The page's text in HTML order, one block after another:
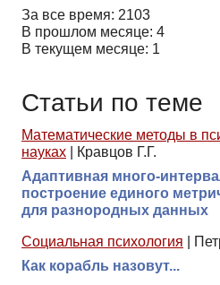
За все время: 2103
В прошлом месяце: 4
В текущем месяце: 1
Статьи по теме
Математические методы в
науках
Кравцов Г.Г.
Адаптивная много-
построение единого
для разнородных данных
Социальная психология
Как корабль назовут...